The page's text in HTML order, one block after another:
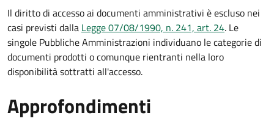
Il diritto di accesso ai documenti amministrativi è escluso nei
casi previsti dalla Legge 07/08/1990, n. 241, art. 24. Le
singole Pubbliche Amministrazioni individuano le categorie di
documenti prodotti o comunque rientranti nella loro
disponibilità sottratti all'accesso.
Approfondimenti